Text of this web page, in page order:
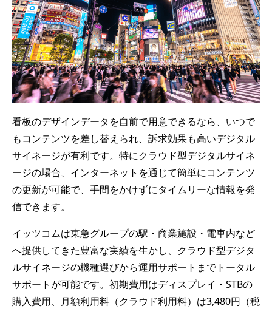
看板のデザインデータを自前で用意できるなら、いつで
もコンテンツを差し替えられ、訴求効果も高いデジタル
サイネージが有利です。特にクラウド型デジタルサイネ
ージの場合、インターネットを通じて簡単にコンテンツ
の更新が可能で、手間をかけずにタイムリーな情報を発
信できます。
イッツコムは東急グループの駅・商業施設・電車内など
へ提供してきた豊富な実績を生かし、クラウド型デジタ
ルサイネージの機種選びから運用サポートまでトータル
サポートが可能です。初期費用はディスプレイ・STBの
購入費用、月額利用料（クラウド利用料）は3,480円（税